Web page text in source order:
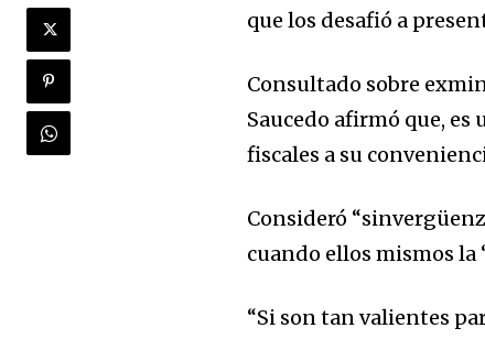
que los desafió a
Consultado sobre
Saucedo afirmó que, es
fiscales a su
Consideró
cuando ellos mismos la
“Si son tan valientes